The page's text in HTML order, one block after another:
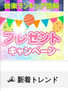
新着トレンド